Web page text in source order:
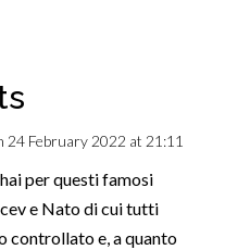
24 February 2022 at 21:11
per questi famosi
e Nato di cui tutti
controllato e, a quanto